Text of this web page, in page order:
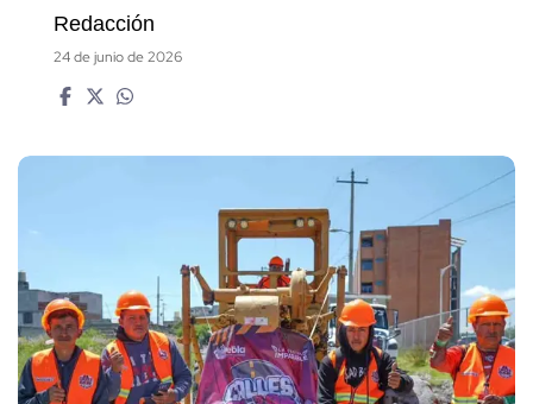
Redacción
24 de junio de 2026